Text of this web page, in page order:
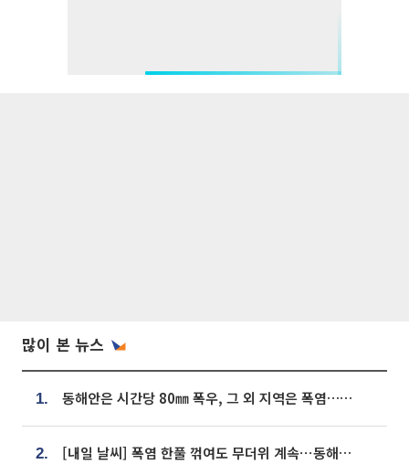
많이 본 뉴스
1. 동해안은 시간당 80㎜ 폭우, 그 외 지역은 폭염…‘극과 극 날씨’
2. [내일 날씨] 폭염 한풀 꺾여도 무더위 계속⋯동해안 이틀 연속 비